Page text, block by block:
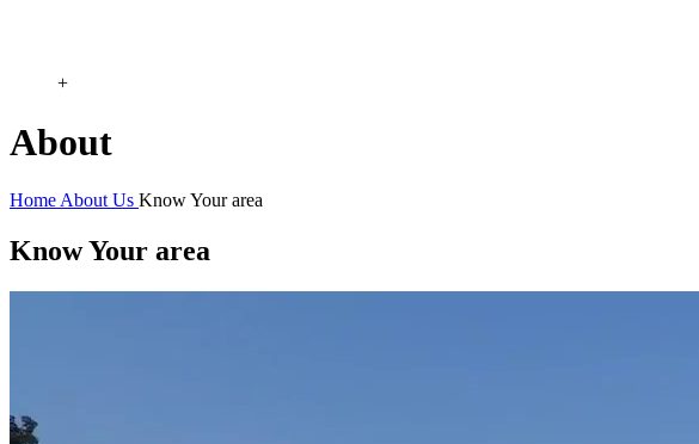
+
About
Home About Us Know Your area
Know Your area